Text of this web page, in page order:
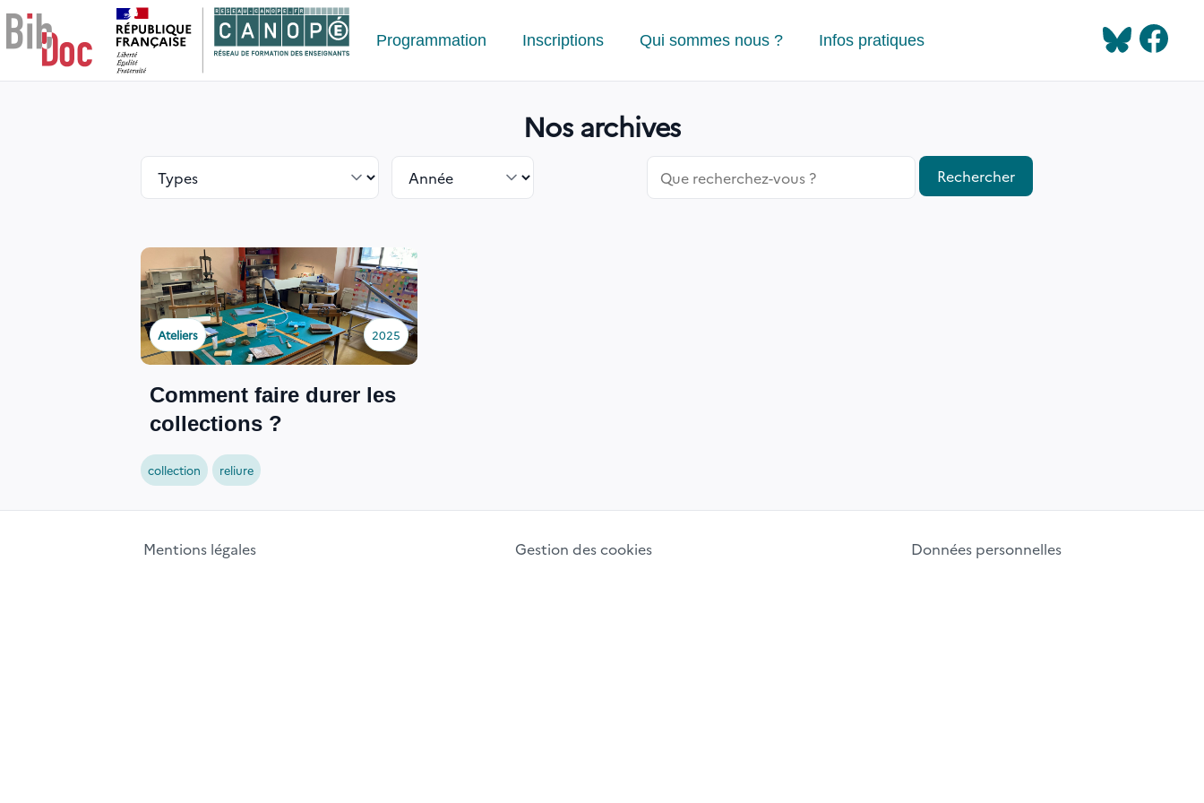
Programmation Inscriptions Qui sommes nous ? Infos pratiques
Nos archives
Ateliers 2025
Comment faire durer les
collections ?
collection reliure
Mentions légales Gestion des cookies Données personnelles
Le respect de votre vie privée est notre priorité